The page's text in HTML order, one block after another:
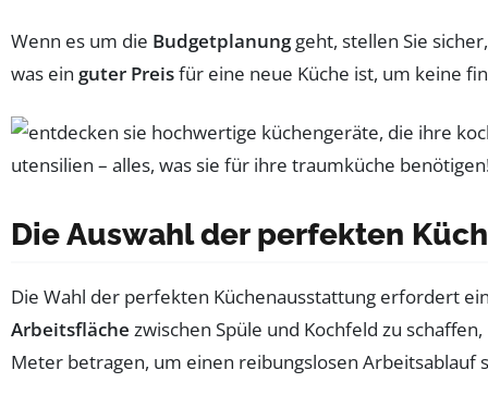
Wenn es um die Budgetplanunggeht, stellen Sie
was ein guter Preisfür eine neue Küche ist, um keine
Die Auswahl der perfekten
Die Wahl der perfekten Küchenausstattung erfordert
Arbeitsfläche zwischen Spüle und Kochfeld zu
Meter betragen, um einen reibungslosen Arbeitsablauf